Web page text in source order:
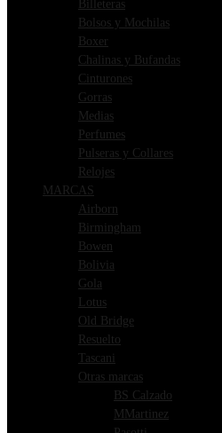
Billeteras
Bolsos y Mochilas
Boxer
Chalinas y Bufandas
Cinturones
Gorras
Medias
Perfumes
Pulseras y Collares
Relojes
MARCAS
Airborn
Birmingham
Bowen
Bolivia
Gola
Lotus
Old Bridge
Resuelto
Tascani
Otras marcas
BS Calzado
MMartinez